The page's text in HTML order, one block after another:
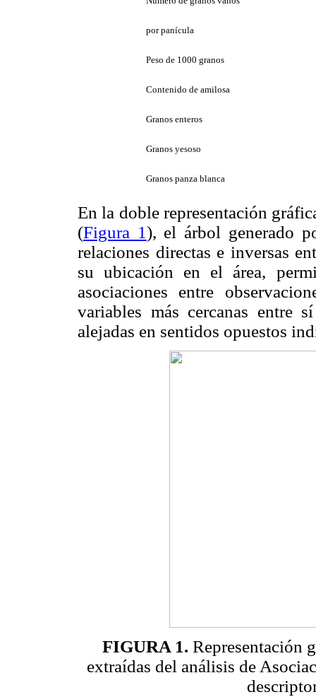
por panícula
Peso de 1000 granos
Contenido de amilosa
Granos enteros
Granos yesoso
Granos panza blanca
En la doble representación
(Figura 1), el árbol generado
relaciones directas e inversas
su ubicación en el área,
asociaciones entre
variables más cercanas entre
alejadas en sentidos opuestos
FIGURA 1. Representación
extraídas del análisis de